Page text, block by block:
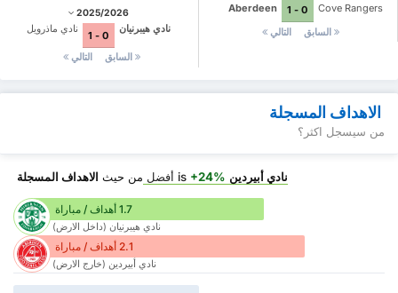
2025/2026
نادي ماذرويل
0 - 1
نادي هيبرنيان
السابق التالي
Aberdeen
0 - 1
Cove Rangers
السابق
التالي
الاهداف المسجلة
من سيسجل اكثر؟
نادي أبيردين +24% أفضل من حيث الاهداف المسجلة
1.7 أهداف / مباراة
نادي هيبرنيان (داخل الارض)
2.1 أهداف / مباراة
نادي أبيردين (خارج الارض)